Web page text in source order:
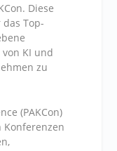
Diese
Top-
KI und
zu
(PAKCon)